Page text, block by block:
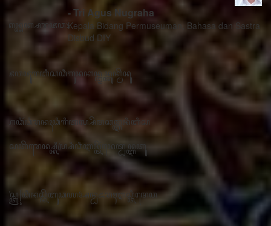
- Tri Agus Nugraha
Kepala Bidang Permuseuman, Bahasa dan Sastra
Disbud DIY